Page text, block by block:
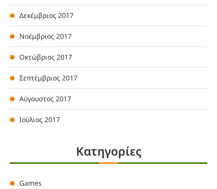
Δεκέμβριος 2017
Νοέμβριος 2017
Οκτώβριος 2017
Σεπτέμβριος 2017
Αύγουστος 2017
Ιούλιος 2017
Kατηγορίες
Games